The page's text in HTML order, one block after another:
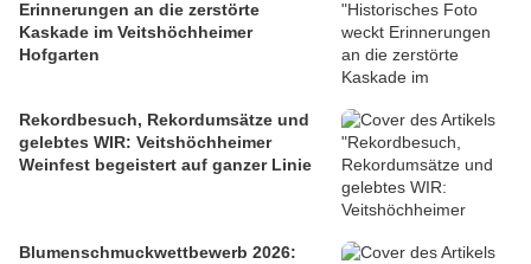
Erinnerungen an die zerstörte
Kaskade im Veitshöchheimer
Hofgarten
Rekordbesuch, Rekordumsätze und
gelebtes WIR: Veitshöchheimer
Weinfest begeistert auf ganzer Linie
Blumenschmuckwettbewerb 2026: